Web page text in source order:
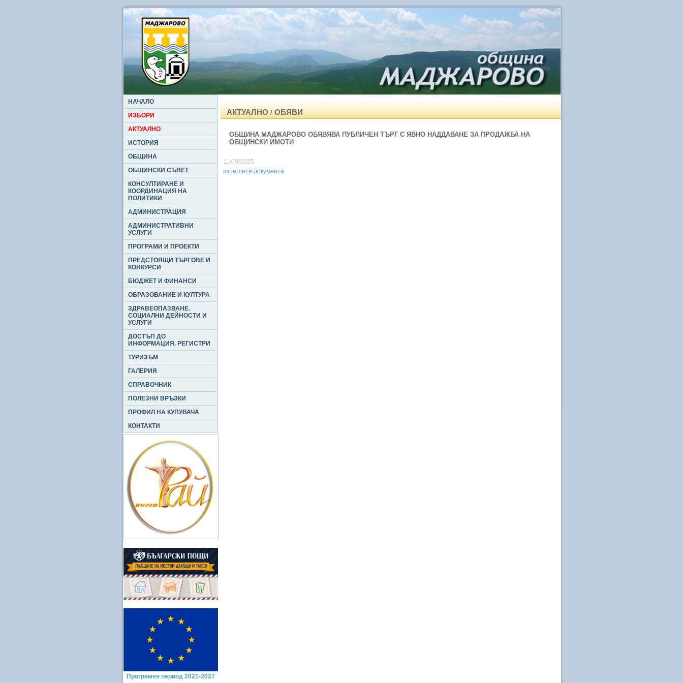
НАЧАЛО
ИЗБОРИ
АКТУАЛНО
ИСТОРИЯ
ОБЩИНА
ОБЩИНСКИ СЪВЕТ
КОНСУЛТИРАНЕ И
КООРДИНАЦИЯ НА
ПОЛИТИКИ
АДМИНИСТРАЦИЯ
АДМИНИСТРАТИВНИ
УСЛУГИ
ПРОГРАМИ И ПРОЕКТИ
ПРЕДСТОЯЩИ ТЪРГОВЕ И
КОНКУРСИ
БЮДЖЕТ И ФИНАНСИ
ОБРАЗОВАНИЕ И КУЛТУРА
ЗДРАВЕОПАЗВАНЕ.
СОЦИАЛНИ ДЕЙНОСТИ И
УСЛУГИ
ДОСТЪП ДО
ИНФОРМАЦИЯ. РЕГИСТРИ
ТУРИЗЪМ
ГАЛЕРИЯ
СПРАВОЧНИК
ПОЛЕЗНИ ВРЪЗКИ
ПРОФИЛ НА КУПУВАЧА
КОНТАКТИ
Програмен период 2021-2027
АКТУАЛНО/ОБЯВИ
ОБЩИНА МАДЖАРОВО ОБЯВЯВА ПУБЛИЧЕН ТЪРГ С ЯВНО НАДДАВАНЕ ЗА ПРОДАЖБА НА
ОБЩИНСКИ ИМОТИ
11/09/2025
изтеглете документа